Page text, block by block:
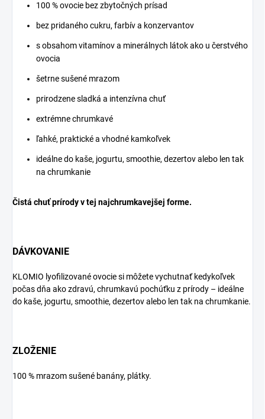
100 % ovocie bez zbytočných prísad
bez pridaného cukru, farbív a konzervantov
s obsahom vitamínov a minerálnych látok ako u čerstvého
ovocia
šetrne sušené mrazom
prirodzene sladká a intenzívna chuť
extrémne chrumkavé
ľahké, praktické a vhodné kamkoľvek
ideálne do kaše, jogurtu, smoothie, dezertov alebo len tak
na chrumkanie
Čistá chuť prírody v tej najchrumkavejšej forme.
DÁVKOVANIE
KLOMIO lyofilizované ovocie si môžete vychutnať kedykoľvek
počas dňa ako zdravú, chrumkavú pochúťku z prírody – ideálne
do kaše, jogurtu, smoothie, dezertov alebo len tak na chrumkanie.
ZLOŽENIE
100 % mrazom sušené banány, plátky.